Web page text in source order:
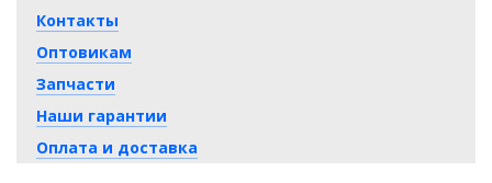
Контакты
Оптовикам
Запчасти
Наши гарантии
Оплата и доставка